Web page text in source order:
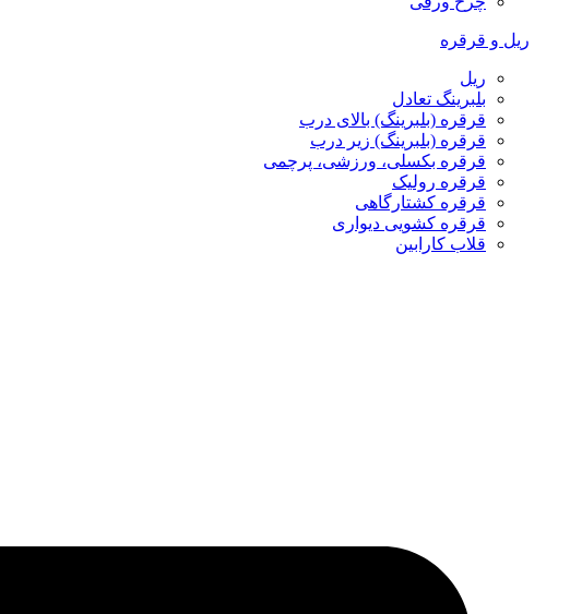
ریل و قرقره
ریل
بلبرینگ تعادل
قرقره (بلبرینگ) بالای درب
قرقره (بلبرینگ) زیر درب
قرقره بکسلی، ورزشی، پرچمی
قرقره رولیک
قرقره کشتارگاهی
قرقره کشویی دیواری
قلاب کارابین